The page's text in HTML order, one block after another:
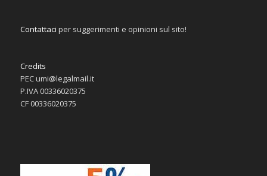
Contattaci per suggerimenti e opinioni sul sito!
Credits
PEC umi@legalmail.it
P.IVA 00336020375
CF 00336020375